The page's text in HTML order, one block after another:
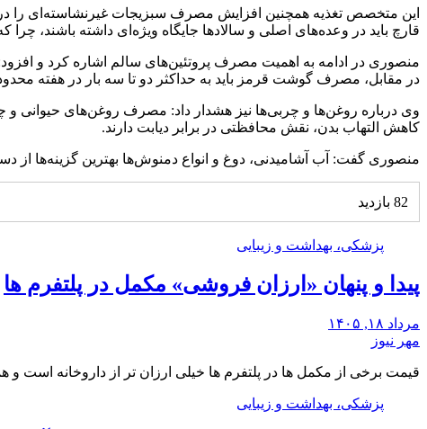
این متخصص تغذیه همچنین افزایش مصرف سبزیجات غیرنشاسته‌ای را در
قارچ باید در وعده‌های اصلی و سالادها جایگاه ویژه‌ای داشته باشند،
منصوری در ادامه به اهمیت مصرف پروتئین‌های سالم اشاره کرد و
در مقابل، مصرف گوشت قرمز باید به حداکثر دو تا سه بار در هفته
وی درباره روغن‌ها و چربی‌ها نیز هشدار داد: مصرف روغن‌های حیوانی و
کاهش التهاب بدن، نقش محافظتی در برابر دیابت دارند.
منصوری گفت: آب آشامیدنی، دوغ و انواع دمنوش‌ها بهترین گزینه‌ها از
82 بازدید
پزشکی، بهداشت و زیبایی
پیدا و پنهان «ارزان فروشی» مکمل در پلتفرم ها
مرداد ۱۸, ۱۴۰۵
مهر نیوز
قیمت برخی از مکمل ها در پلتفرم ها خیلی ارزان تر از داروخانه است و
پزشکی، بهداشت و زیبایی